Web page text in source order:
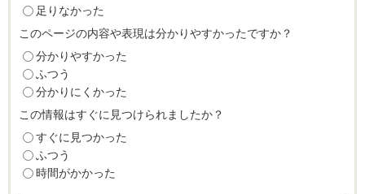
足りなかった
このページの内容や表現は分かりやすかったですか？
分かりやすかった
ふつう
分かりにくかった
この情報はすぐに見つけられましたか？
すぐに見つかった
ふつう
時間がかかった